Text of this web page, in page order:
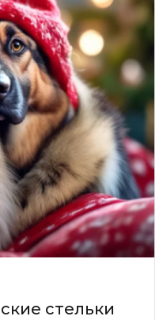
стельки